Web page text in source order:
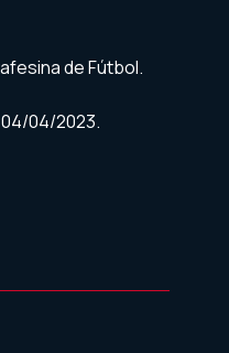
de Fútbol.
04/2023.